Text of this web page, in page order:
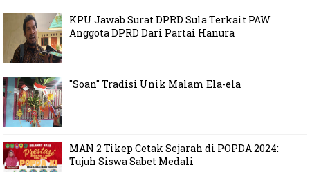
KPU Jawab Surat DPRD Sula Terkait PAW
Anggota DPRD Dari Partai Hanura
"Soan" Tradisi Unik Malam Ela-ela
MAN 2 Tikep Cetak Sejarah di POPDA 2024:
Tujuh Siswa Sabet Medali